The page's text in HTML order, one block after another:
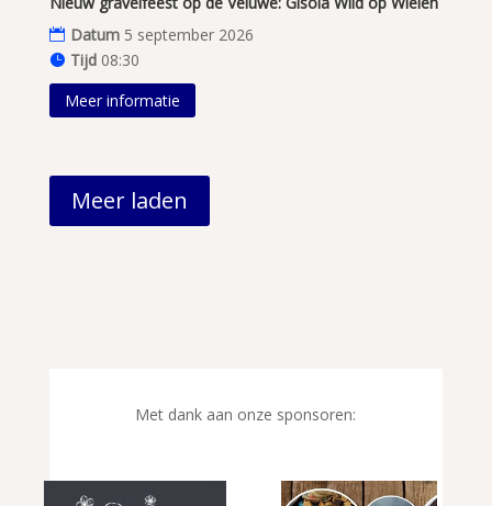
Datum 5 september 2026
Tijd 08:30
Meer informatie
Meer laden
Met dank aan onze sponsoren: